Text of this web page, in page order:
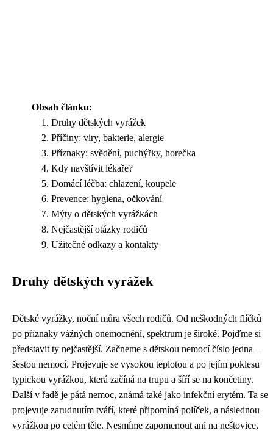
Obsah článku:
Druhy dětských vyrážek
Příčiny: viry, bakterie, alergie
Příznaky: svědění, puchýřky, horečka
Kdy navštívit lékaře?
Domácí léčba: chlazení, koupele
Prevence: hygiena, očkování
Mýty o dětských vyrážkách
Nejčastější otázky rodičů
Užitečné odkazy a kontakty
Druhy dětských vyrážek
Dětské vyrážky, noční můra všech rodičů. Od neškodných flíčků
po příznaky vážných onemocnění, spektrum je široké. Pojďme si
představit ty nejčastější. Začneme s dětskou nemocí číslo jedna –
šestou nemocí. Projevuje se vysokou teplotou a po jejím poklesu
typickou vyrážkou, která začíná na trupu a šíří se na končetiny.
Další v řadě je pátá nemoc, známá také jako infekční erytém. Ta se
projevuje zarudnutím tváří, které připomíná políček, a následnou
vyrážkou po celém těle. Nesmíme zapomenout ani na neštovice,